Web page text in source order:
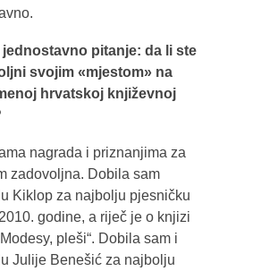
pitanje: da li ste
svojim «mjestom» na
hrvatskoj književnoj
nagrada i priznanjima za
zadovoljna. Dobila sam
Kiklop za najbolju pjesničku
godine, a riječ je o knjizi
pleši“. Dobila sam i
Julije Benešić za najbolju